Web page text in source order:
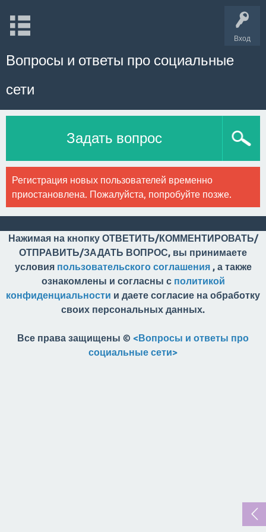
Вход
Вопросы и ответы про социальные
сети
Задать вопрос
Регистрация новых пользователей временно
приостановлена. Пожалуйста, попробуйте позже.
Нажимая на кнопку ОТВЕТИТЬ/КОММЕНТИРОВАТЬ/
ОТПРАВИТЬ/ЗАДАТЬ ВОПРОС, вы принимаете
условия пользовательского соглашения, а также
ознакомлены и согласны с политикой
конфиденциальности и даете согласие на обработку
своих персональных данных.
Все права защищены © <Вопросы и ответы про
социальные сети>